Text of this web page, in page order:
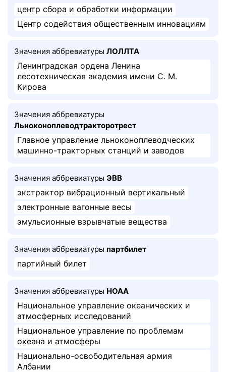
центр сбора и обработки информации
Центр содействия общественным инновациям
Значения аббревиатуры ЛОЛЛТА
Ленинградская ордена Ленина
лесотехническая академия имени С. М.
Кирова
Значения аббревиатуры
Льноконоплеводтракторотрест
Главное управление льноконоплеводческих
машинно-тракторных станций и заводов
Значения аббревиатуры ЭВВ
экстрактор вибрационный вертикальный
электронные вагонные весы
эмульсионные взрывчатые вещества
Значения аббревиатуры партбилет
партийный билет
Значения аббревиатуры НОАА
Национальное управление океанических и
атмосферных исследований
Национальное управление по проблемам
океана и атмосферы
Национально-освободительная армия
Албании